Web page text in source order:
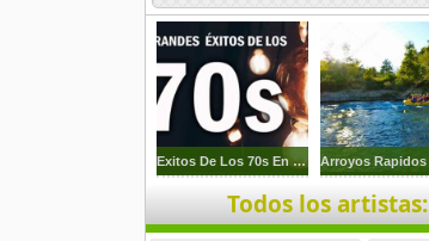
2023 Pop
80 músicas online
2023 Rock
59 músicas online
80s Acoustic Hits
37 músicas online
Exitos De Los 70s En Ingles
Todos los artistas: